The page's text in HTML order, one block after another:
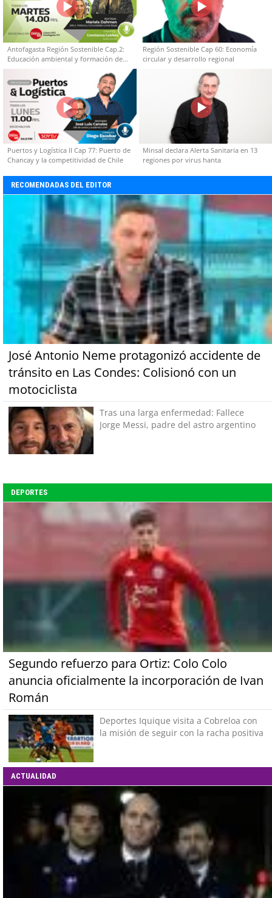
Antofagasta Región Sostenible Cap.2:
Educación ambiental y formación de
capacidades técnicas
Región Sostenible Cap 60: Economía
circular y desarrollo regional
Puertos y Logística II Cap 77: Puerto de
Chancay y la competitividad de Chile
Minsal declara Alerta Sanitaria en 13
regiones por virus hanta
RECOMENDADAS DEL EDITOR
José Antonio Neme protagonizó accidente de
tránsito en Las Condes: Colisionó con un
motociclista
Tras una larga enfermedad: Fallece
Jorge Messi, padre del astro argentino
DEPORTES
Segundo refuerzo para Ortiz: Colo Colo
anuncia oficialmente la incorporación de Ivan
Román
Deportes Iquique visita a Cobreloa con
la misión de seguir con la racha positiva
ACTUALIDAD